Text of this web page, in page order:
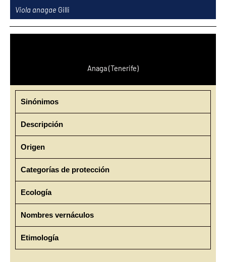
contenido
Viola anagae Gilli
Anaga (Tenerife)
Sinónimos
Descripción
Origen
Categorías de protección
Ecología
Nombres vernáculos
Etimología